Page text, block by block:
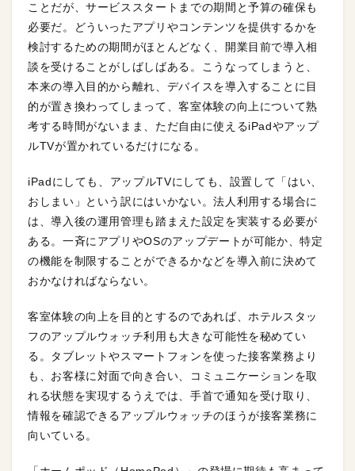
ことだが、サービススタートまでの期間と予算の確保も
必要だ。どういったアプリやコンテンツを提供するかを
検討するための期間がほとんどなく、開業目前で導入相
談を受けることがしばしばある。こうなってしまうと、
本来の導入目的から離れ、デバイスを導入することに目
的が置き換わってしまって、客室体験の向上について熟
考する時間がないまま、ただ自由に使えるiPadやアップ
ルTVが置かれているだけになる。
iPadにしても、アップルTVにしても、設置して「はい、
おしまい」という訳にはいかない。法人利用する場合に
は、導入後の運用管理も踏まえた設定を実装する必要が
ある。一斉にアプリやOSのアップデートが可能か、特定
の機能を制限することができるかなどを導入前に決めて
おかなければならない。
客室体験の向上を目的とするのであれば、ホテルスタッ
フのアップルウォッチ利用も大きな可能性を秘めてい
る。タブレットやスマートフォンを使った接客業務より
も、お客様に対面で向き合い、コミュニケーションを取
れる状態を実現するうえでは、手首で通知を受け取り、
情報を確認できるアップルウォッチのほうが接客業務に
向いている。